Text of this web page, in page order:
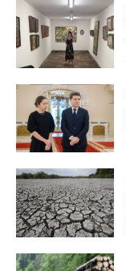
Rețea
Contact